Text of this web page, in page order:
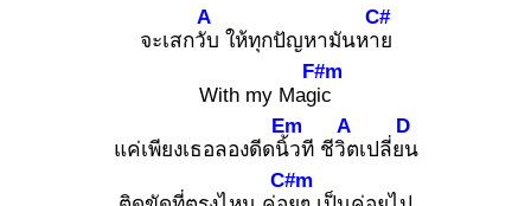
จะเสกวับ
A
ให้ทุกปัญหามันหาย
C#
With my Magic
F#m
แค่เพียงเธอลองดีดนิ้ว
Em
ที ชีวิต
A
เปลี่ยน
D
C#m